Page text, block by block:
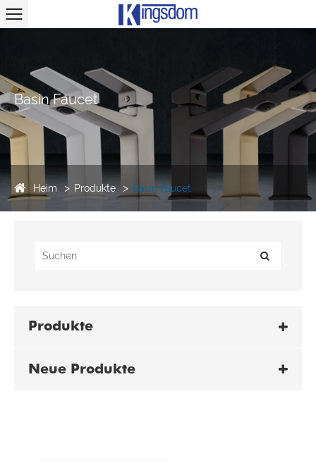
Basin Faucet
Heim Produkte Basin Faucet
Produkte
Neue Produkte